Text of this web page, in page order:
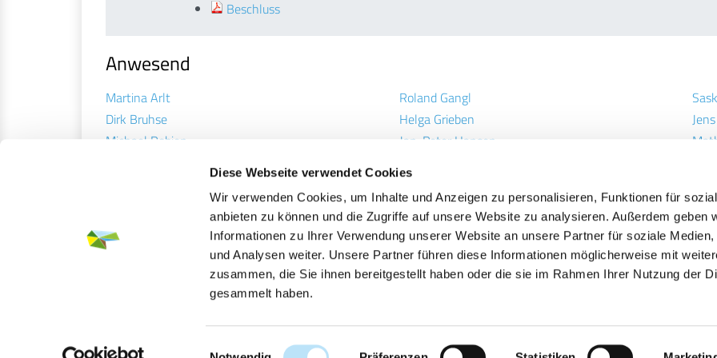
Diese Webseite verwendet Cookies
Wir verwenden Cookies, um Inhalte und Anzeigen zu personalisieren, Funktionen für
anbieten zu können und die Zugriffe auf unsere Website zu analysieren. Außerdem geben
Informationen zu Ihrer Verwendung unserer Website an unsere Partner für soziale Medien,
und Analysen weiter. Unsere Partner führen diese Informationen möglicherweise mit
zusammen, die Sie ihnen bereitgestellt haben oder die sie im Rahmen Ihrer Nutzung der
gesammelt haben.
Einwilligungsauswahl
Beschluss
Anwesend
Martina Arlt
Dirk Bruhse
Michael Robien
Rüdiger Büttner
Roland Gangl
Helga Grieben
Jan-Peter Hansen
Angelika Kundy
Axel Langneff
Jan